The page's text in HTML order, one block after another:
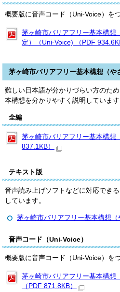
概要版に音声コード（Uni-Voice）を
茅ヶ崎市バリアフリー基本構想
定）（Uni-Voice) （PDF
茅ヶ崎市バリアフリー基本構想（や
難しい日本語が分かりづらい方のた
本構想を分かりやすく説明しています
全編
茅ヶ崎市バリアフリー基本構想
837.1KB）
テキスト版
音声読み上げソフトなどに対応でき
しています。
茅ヶ崎市バリアフリー基本構想（
音声コード（Uni-Voice）
概要版に音声コード（Uni-Voice）を
茅ヶ崎市バリアフリー基本構想
（PDF 871.8KB）